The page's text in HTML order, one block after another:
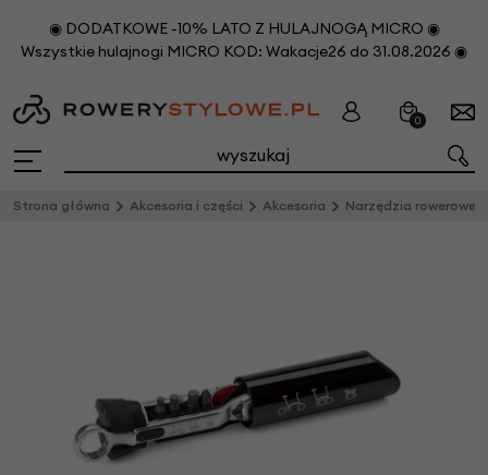
◉ DODATKOWE -10% LATO Z HULAJNOGĄ MICRO ◉
Wszystkie hulajnogi MICRO KOD: Wakacje26 do 31.08.2026 ◉
0
Strona główna Akcesoria i części Akcesoria Narzędzia rowerowe